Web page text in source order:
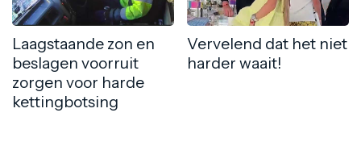
Laagstaande zon en
beslagen voorruit
zorgen voor harde
kettingbotsing
Vervelend dat het niet
harder waait!